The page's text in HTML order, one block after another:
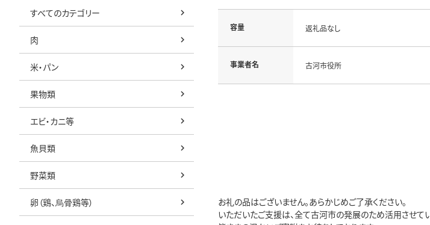
すべてのカテゴリー
肉
米・パン
果物類
エビ・カニ等
魚貝類
野菜類
卵（鶏、烏骨鶏等）
容量 返礼品なし
事業者名 古河市役所
お礼の品はございません。あらかじめご了承ください。
いただいたご支援は、全て古河市の発展のため活用させて